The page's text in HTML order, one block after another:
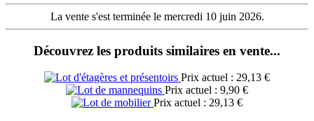
La vente s'est terminée le mercredi 10 juin 2026.
Découvrez les produits similaires en vente...
Prix actuel : 29,13 €
Prix actuel : 9,90 €
Prix actuel : 29,13 €